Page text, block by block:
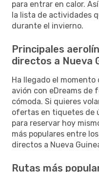
para entrar en calor.
la lista de actividades
durante el invierno.
Principales
directos a Nueva
Ha llegado el
avión con eDreams de
cómoda. Si quieres
ofertas en tiquetes de
para reservar hoy
más populares entre
directos a Nueva
Rutas más